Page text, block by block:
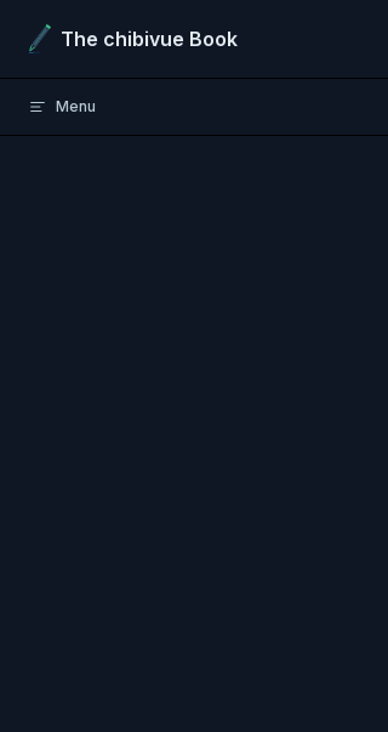
Skip to content
The chibivue Book
Menu